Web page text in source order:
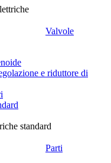
Valvole
e riduttore di
standard
Parti